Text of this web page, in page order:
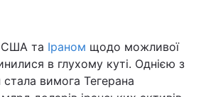
США та Іраном щодо можливої
в глухому куті. Однією з
вимога Тегерана